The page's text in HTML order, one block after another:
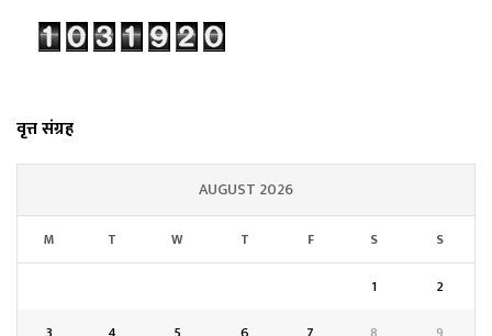
वृत्त संग्रह
AUGUST 2026
M T W T F S S
1
2